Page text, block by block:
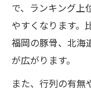
で、ランキング上
やすくなります。
福岡の豚骨、北海
が広がります。
また、行列の有